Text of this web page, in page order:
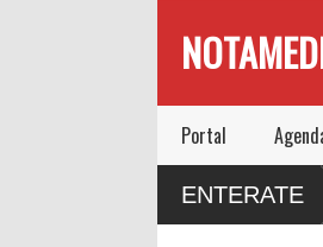
Portal
ENTERATE
Luis Abinader hará justicia al promulgar Ley de